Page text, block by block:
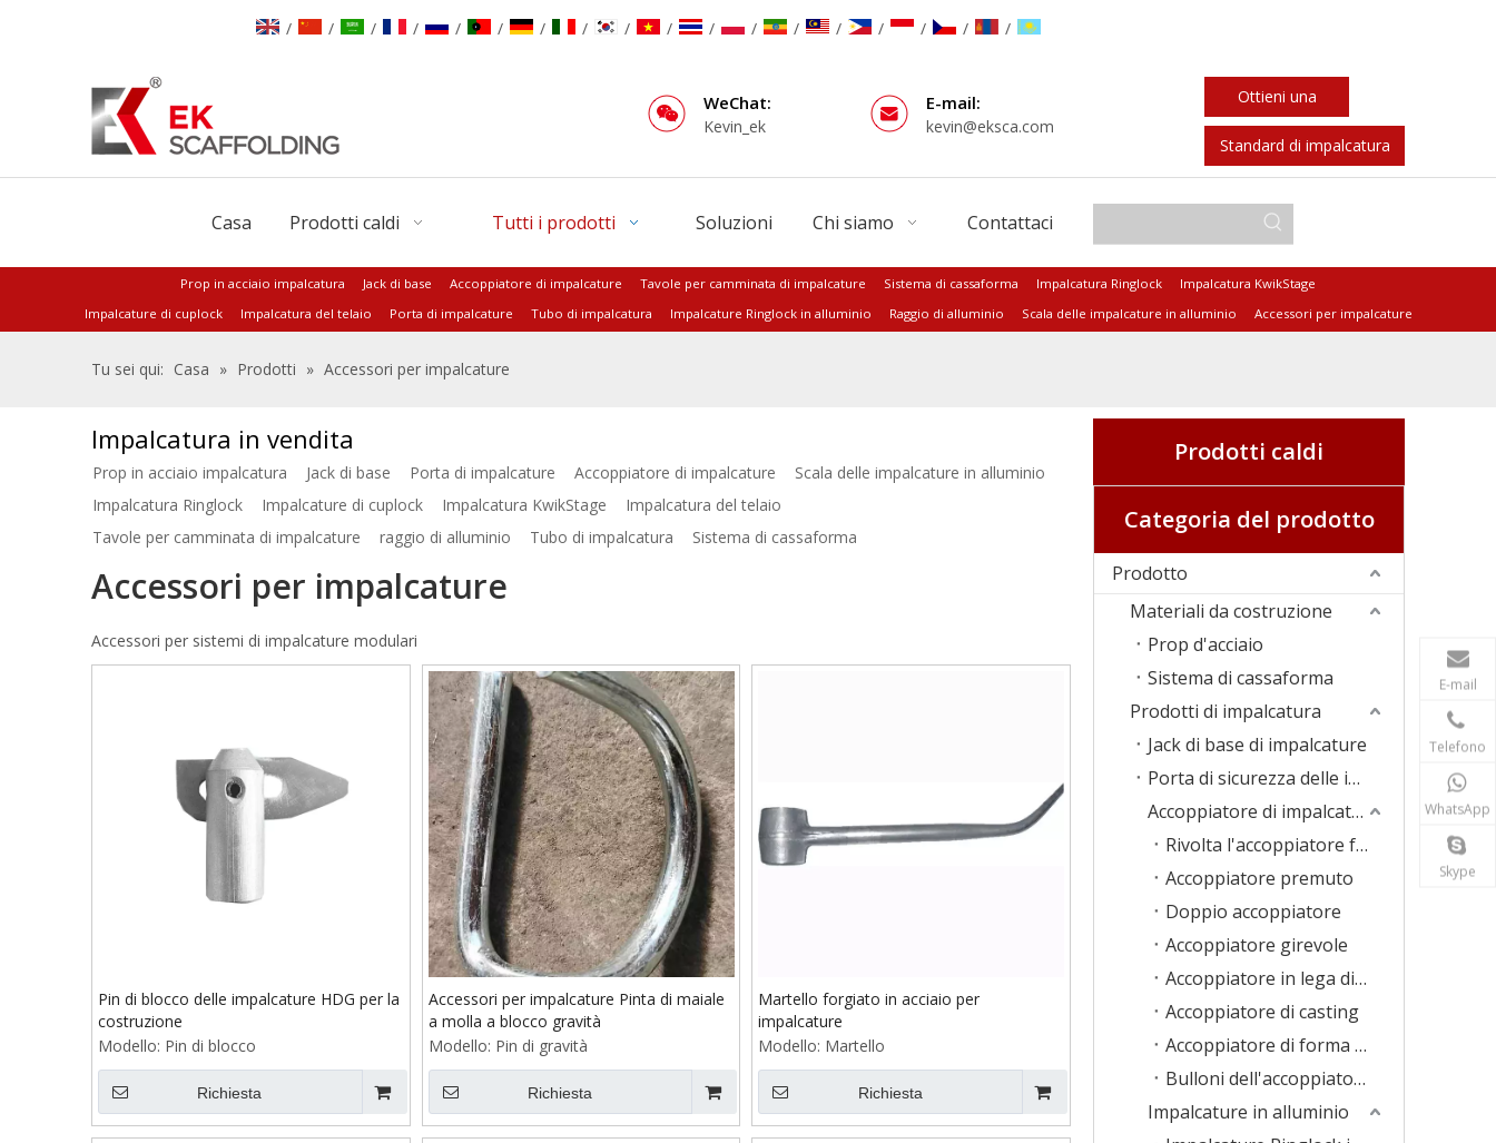
/ / / / / / / / / / / / / / / / / /
E-mail
Telefono
WhatsApp
Skype
WeChat:
Kevin_ek
E-mail:
kevin@eksca.com
Ottieni una
citazione
Standard di impalcatura
Casa Prodotti caldi Tutti i prodotti Soluzioni Chi siamo Contattaci
Prop in acciaio impalcatura Jack di base Accoppiatore di impalcature Tavole per camminata di impalcature Sistema di cassaforma Impalcatura Ringlock
Impalcatura KwikStage
Impalcature di cuplock
Impalcatura del telaio Porta di impalcature Tubo di impalcatura Impalcature Ringlock in alluminio Raggio di alluminio Scala delle impalcature in alluminio Accessori per impalcature
Tu sei qui: Casa » Prodotti » Accessori per impalcature
Impalcatura in vendita
Prop in acciaio impalcatura Jack di base Porta di impalcature Accoppiatore di impalcature
Scala delle impalcature in alluminio
Impalcatura Ringlock
Impalcature di cuplock Impalcatura KwikStage
Impalcatura del telaio
Tavole per camminata di impalcature
raggio di alluminio Tubo di impalcatura Sistema di cassaforma
Accessori per impalcature
Accessori per sistemi di impalcature modulari
Pin di blocco delle impalcature HDG per la
costruzione
Modello: Pin di blocco
Richiesta
Accessori per impalcature Pinta di maiale
a molla a blocco gravità
Modello: Pin di gravità
Richiesta
Martello forgiato in acciaio per
impalcature
Modello: Martello
Richiesta
Prodotti caldi
Categoria del prodotto
Prodotto
Materiali da costruzione
Prop d'acciaio
Sistema di cassaforma
Prodotti di impalcatura
Jack di base di impalcature
Porta di sicurezza delle impalcature
Accoppiatore di impalcature
Rivolta l'accoppiatore forgiato
Accoppiatore premuto
Doppio accoppiatore
Accoppiatore girevole
Accoppiatore in lega di alluminio
Accoppiatore di casting
Accoppiatore di forma speciale
Bulloni dell'accoppiatore
Impalcature in alluminio